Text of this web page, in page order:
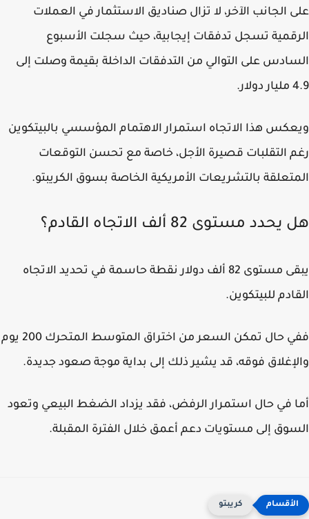
الجانب الآخر، لا تزال صناديق الاستثمار في العملات
تسجل تدفقات إيجابية، حيث سجلت الأسبوع
على التوالي من التدفقات الداخلة بقيمة وصلت إلى
هذا الاتجاه استمرار الاهتمام المؤسسي بالبيتكوين
التقلبات قصيرة الأجل، خاصة مع تحسن التوقعات
بالتشريعات الأمريكية الخاصة بسوق الكريبتو.
مستوى 82 ألف الاتجاه القادم؟
يبقى مستوى 82 ألف دولار نقطة حاسمة في تحديد الاتجاه
للبيتكوين.
ففي حال تمكن السعر من اختراق المتوسط المتحرك 200 يوم
فوقه، قد يشير ذلك إلى بداية موجة صعود جديدة.
في حال استمرار الرفض، فقد يزداد الضغط البيعي وتعود
إلى مستويات دعم أعمق خلال الفترة المقبلة.
كريبتو